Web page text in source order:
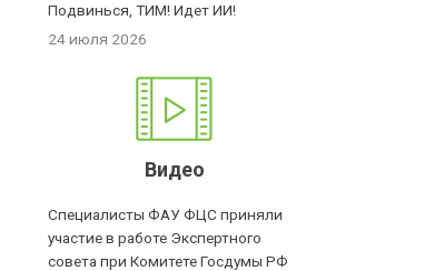
Подвинься, ТИМ! Идет ИИ!
24 июля 2026
Видео
Специалисты ФАУ ФЦС приняли
участие в работе Экспертного
совета при Комитете Госдумы РФ